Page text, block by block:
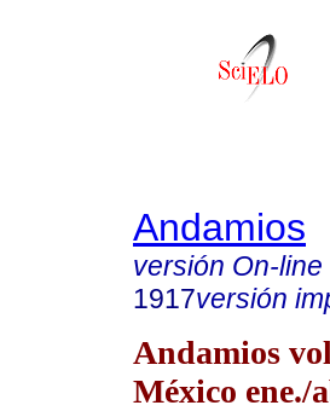
Andamios
versión On-line
1917versión
Andamios
México ene./